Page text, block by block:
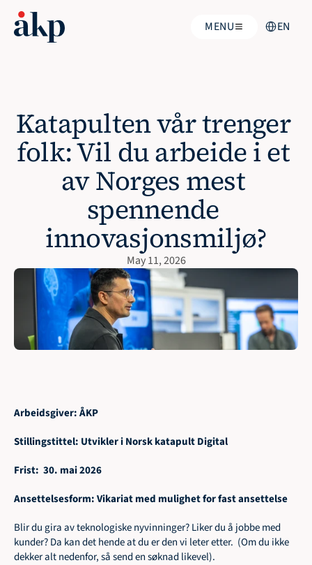
MENU EN
Katapulten vår trenger
folk: Vil du arbeide i et
av Norges mest
spennende
innovasjonsmiljø?
May 11, 2026
Arbeidsgiver: ÅKP
Stillingstittel: Utvikler i Norsk katapult Digital
Frist:  30. mai 2026
Ansettelsesform: Vikariat med mulighet for fast ansettelse
Blir du gira av teknologiske nyvinninger? Liker du å jobbe med
kunder? Da kan det hende at du er den vi leter etter.  (Om du ikke
dekker alt nedenfor, så send en søknad likevel).